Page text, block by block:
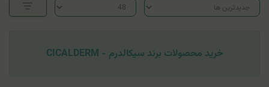
خرید محصولات برند سیکالدرم - CICALDERM